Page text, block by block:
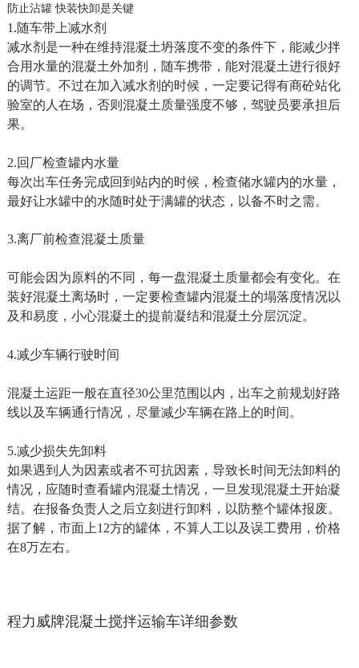
防止沾罐 快装快卸是关键
1.随车带上减水剂
减水剂是一种在维持混凝土坍落度不变的条件下，能减少拌
合用水量的混凝土外加剂，随车携带，能对混凝土进行很好
的调节。不过在加入减水剂的时候，一定要记得有商砼站化
验室的人在场，否则混凝土质量强度不够，驾驶员要承担后
果。
2.回厂检查罐内水量
每次出车任务完成回到站内的时候，检查储水罐内的水量，
最好让水罐中的水随时处于满罐的状态，以备不时之需。
3.离厂前检查混凝土质量
可能会因为原料的不同，每一盘混凝土质量都会有变化。在
装好混凝土离场时，一定要检查罐内混凝土的塌落度情况以
及和易度，小心混凝土的提前凝结和混凝土分层沉淀。
4.减少车辆行驶时间
混凝土运距一般在直径30公里范围以内，出车之前规划好路
线以及车辆通行情况，尽量减少车辆在路上的时间。
5.减少损失先卸料
如果遇到人为因素或者不可抗因素，导致长时间无法卸料的
情况，应随时查看罐内混凝土情况，一旦发现混凝土开始凝
结。在报备负责人之后立刻进行卸料，以防整个罐体报废。
据了解，市面上12方的罐体，不算人工以及误工费用，价格
在8万左右。
程力威牌混凝土搅拌运输车详细参数